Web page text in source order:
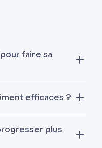
faire sa
Australian pull-
pratiquants pour
propre. Les
de corps initial et
efficaces ?
la charge au point
plus